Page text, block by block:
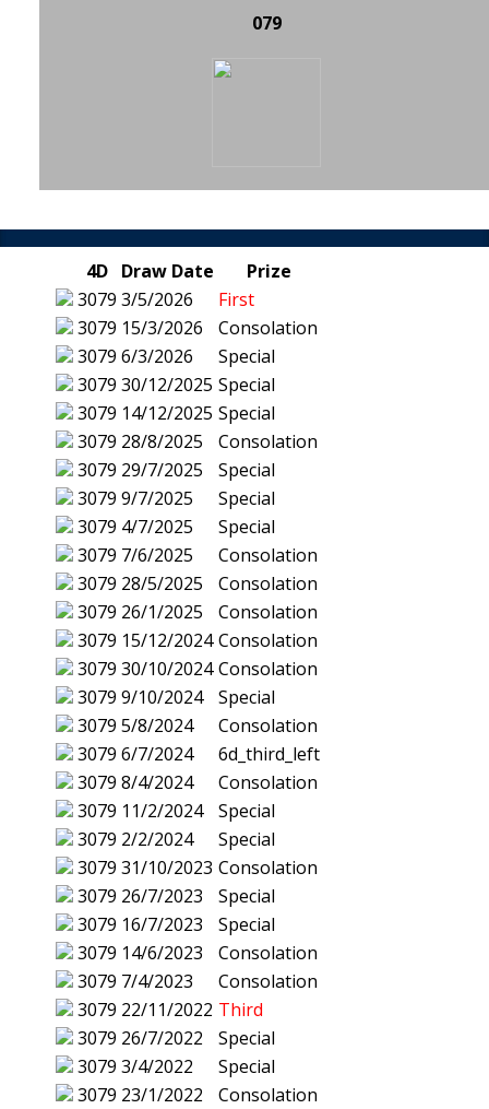
079
4D Draw Date
Prize
3079 3/5/2026
First
3079 15/3/2026
Consolation
3079 6/3/2026
Special
3079 30/12/2025 Special
3079 14/12/2025 Special
3079 28/8/2025
Consolation
3079 29/7/2025
Special
3079 9/7/2025
Special
3079 4/7/2025
Special
3079 7/6/2025
Consolation
3079 28/5/2025
Consolation
3079 26/1/2025
Consolation
3079 15/12/2024 Consolation
3079 30/10/2024 Consolation
3079 9/10/2024
Special
3079 5/8/2024
Consolation
3079 6/7/2024
6d_third_left
3079 8/4/2024
Consolation
3079 11/2/2024
Special
3079 2/2/2024
Special
3079 31/10/2023 Consolation
3079 26/7/2023
Special
3079 16/7/2023
Special
3079 14/6/2023
Consolation
3079 7/4/2023
Consolation
3079 22/11/2022 Third
3079 26/7/2022
Special
3079 3/4/2022
Special
3079 23/1/2022
Consolation